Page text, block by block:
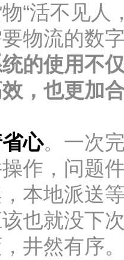
“活不见人
物流的数
的使用不
，也更加
心。一次
作，问题
本地派送
也就没下
井然有序